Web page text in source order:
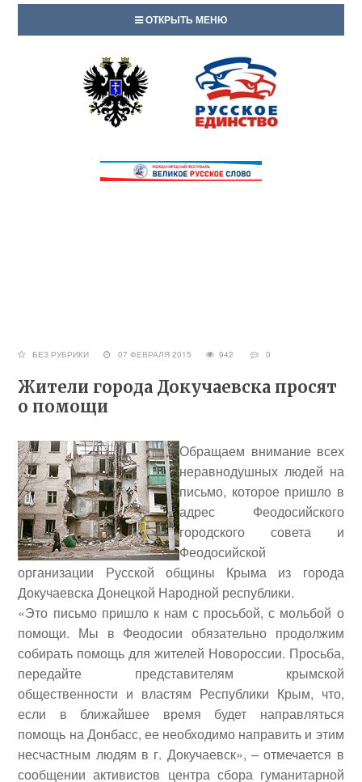
ОТКРЫТЬ МЕНЮ
БЕЗ РУБРИКИ 07 ФЕВРАЛЯ 2015 942 0
Жители города Докучаевска просят
о помощи
Обращаем внимание всех
неравнодушных людей на
письмо, которое пришло в
адрес Феодосийского
городского совета и
Феодосийской
организации Русской общины Крыма из города
Докучаевска Донецкой Народной республики.
«Это письмо пришло к нам с просьбой, с мольбой о
помощи. Мы в Феодосии обязательно продолжим
собирать помощь для жителей Новороссии. Просьба,
передайте представителям крымской
общественности и властям Республики Крым, что,
если в ближайшее время будет направляться
помощь на Донбасс, ее необходимо направить и этим
несчастным людям в г. Докучаевск», – отмечается в
сообщении активистов центра сбора гуманитарной